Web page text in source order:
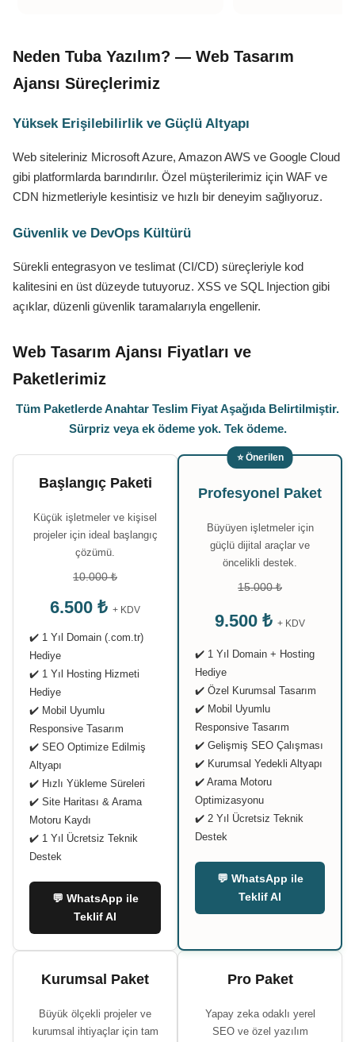
Neden Tuba Yazılım? — Web Tasarım
Ajansı Süreçlerimiz
Yüksek Erişilebilirlik ve Güçlü Altyapı
Web siteleriniz Microsoft Azure, Amazon AWS ve Google Cloud
gibi platformlarda barındırılır. Özel müşterilerimiz için WAF ve
CDN hizmetleriyle kesintisiz ve hızlı bir deneyim sağlıyoruz.
Güvenlik ve DevOps Kültürü
Sürekli entegrasyon ve teslimat (CI/CD) süreçleriyle kod
kalitesini en üst düzeyde tutuyoruz. XSS ve SQL Injection gibi
açıklar, düzenli güvenlik taramalarıyla engellenir.
Web Tasarım Ajansı Fiyatları ve
Paketlerimiz
Tüm Paketlerde Anahtar Teslim Fiyat Aşağıda Belirtilmiştir.
Sürpriz veya ek ödeme yok. Tek ödeme.
Başlangıç Paketi
Küçük işletmeler ve kişisel
projeler için ideal başlangıç
çözümü.
10.000 ₺
6.500 ₺ + KDV
✔️ 1 Yıl Domain (.com.tr)
Hediye
✔️ 1 Yıl Hosting Hizmeti
Hediye
✔️ Mobil Uyumlu
Responsive Tasarım
✔️ SEO Optimize Edilmiş
Altyapı
✔️ Hızlı Yükleme Süreleri
✔️ Site Haritası & Arama
Motoru Kaydı
✔️ 1 Yıl Ücretsiz Teknik
Destek
💬 WhatsApp ile
Teklif Al
⭐ Önerilen
Profesyonel Paket
Büyüyen işletmeler için
güçlü dijital araçlar ve
öncelikli destek.
15.000 ₺
9.500 ₺ + KDV
✔️ 1 Yıl Domain + Hosting
Hediye
✔️ Özel Kurumsal Tasarım
✔️ Mobil Uyumlu
Responsive Tasarım
✔️ Gelişmiş SEO Çalışması
✔️ Kurumsal Yedekli Altyapı
✔️ Arama Motoru
Optimizasyonu
✔️ 2 Yıl Ücretsiz Teknik
Destek
💬 WhatsApp ile
Teklif Al
Kurumsal Paket
Büyük ölçekli projeler ve
kurumsal ihtiyaçlar için tam
Pro Paket
Yapay zeka odaklı yerel
SEO ve özel yazılım